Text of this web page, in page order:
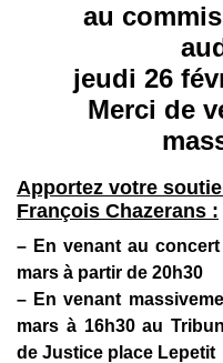
au
jeudi 26
Merci de
Apportez votre
François Chazerans :
– En venant au
mars à partir de 20h30
– En venant
mars à 16h30 au
de Justice place Lepetit